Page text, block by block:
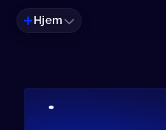
Hjem